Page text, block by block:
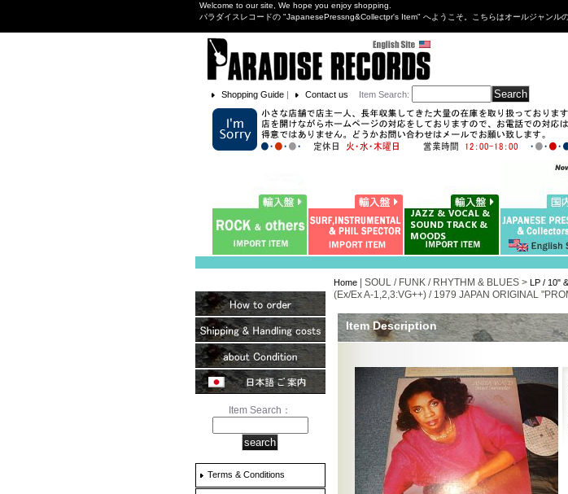
Welcome to our site, We hope you enjoy shopping.
パラダイスレコードの "JapanesePressng&Collectpr's Item" へようこそ。こちらはオールジャン
Shopping Guide| Contact us Item Search:
Item Search：
Terms & Conditions
Home| SOUL / FUNK / RHYTHM & BLUES > LP / 10"
(Ex/Ex A-1,2,3:VG++) / 1979 JAPAN ORIGINAL
Item Description